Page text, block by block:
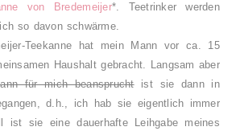
von Bredemeijer*. Teetrinker werden
so davon schwärme.
Teekanne hat mein Mann vor ca. 15
Haushalt gebracht. Langsam aber
für mich beanspruchtist sie dann in
d.h., ich hab sie eigentlich immer
ist sie eine dauerhafte Leihgabe meines